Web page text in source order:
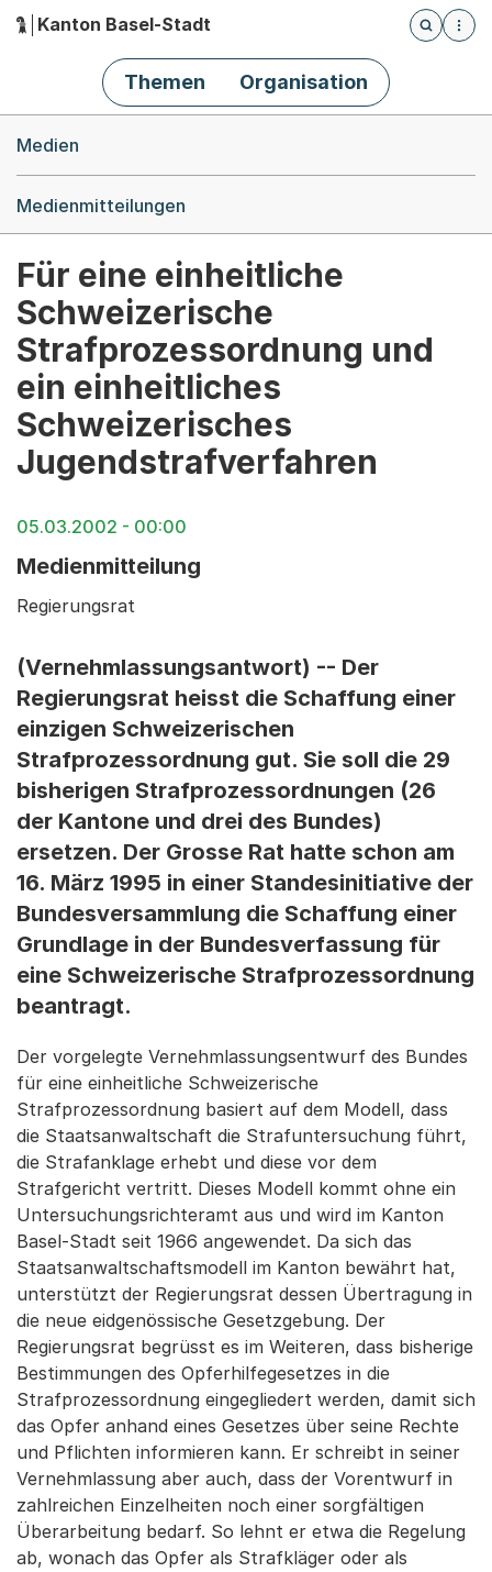
Hauptnavigation
Kanton Basel-Stadt
Öffnet
Themen Organisation
Medien
Medienmitteilungen
Für eine einheitliche
Schweizerische
Strafprozessordnung und
ein einheitliches
Schweizerisches
Jugendstrafverfahren
05.03.2002 - 00:00
Medienmitteilung
Regierungsrat
(Vernehmlassungsantwort) -- Der
Regierungsrat heisst die Schaffung einer
einzigen Schweizerischen
Strafprozessordnung gut. Sie soll die 29
bisherigen Strafprozessordnungen (26
der Kantone und drei des Bundes)
ersetzen. Der Grosse Rat hatte schon am
16. März 1995 in einer Standesinitiative der
Bundesversammlung die Schaffung einer
Grundlage in der Bundesverfassung für
eine Schweizerische Strafprozessordnung
beantragt.
Der vorgelegte Vernehmlassungsentwurf des Bundes
für eine einheitliche Schweizerische
Strafprozessordnung basiert auf dem Modell, dass
die Staatsanwaltschaft die Strafuntersuchung führt,
die Strafanklage erhebt und diese vor dem
Strafgericht vertritt. Dieses Modell kommt ohne ein
Untersuchungsrichteramt aus und wird im Kanton
Basel-Stadt seit 1966 angewendet. Da sich das
Staatsanwaltschaftsmodell im Kanton bewährt hat,
unterstützt der Regierungsrat dessen Übertragung in
die neue eidgenössische Gesetzgebung. Der
Regierungsrat begrüsst es im Weiteren, dass bisherige
Bestimmungen des Opferhilfegesetzes in die
Strafprozessordnung eingegliedert werden, damit sich
das Opfer anhand eines Gesetzes über seine Rechte
und Pflichten informieren kann. Er schreibt in seiner
Vernehmlassung aber auch, dass der Vorentwurf in
zahlreichen Einzelheiten noch einer sorgfältigen
Überarbeitung bedarf. So lehnt er etwa die Regelung
ab, wonach das Opfer als Strafkläger oder als